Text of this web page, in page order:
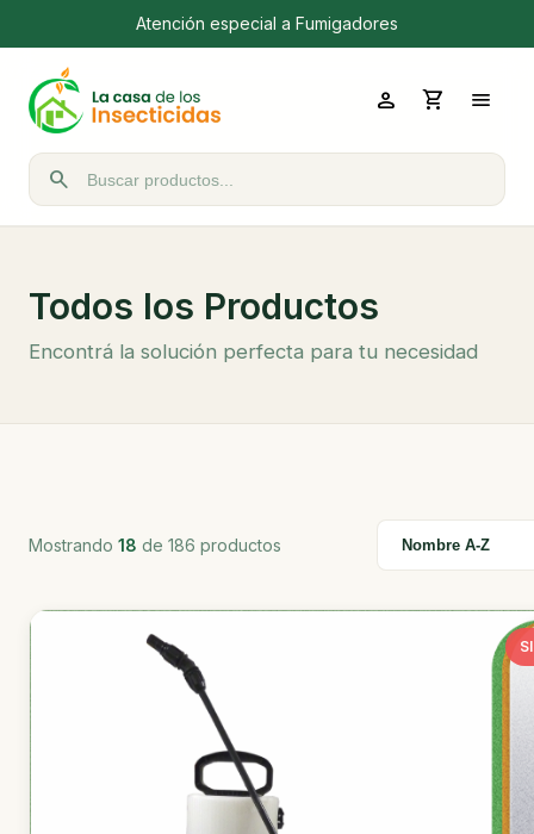
Atención especial a Fumigadores
person shopping_cart menu
Buscar productos
search
Todos los Productos
Encontrá la solución perfecta para tu necesidad
Mostrando 18 de 186 productos
Ordenar por